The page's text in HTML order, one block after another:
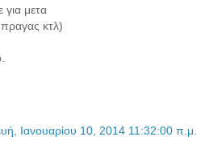
μετα
κτλ)
Ιανουαρίου 10, 2014 11:32:00 π.μ.